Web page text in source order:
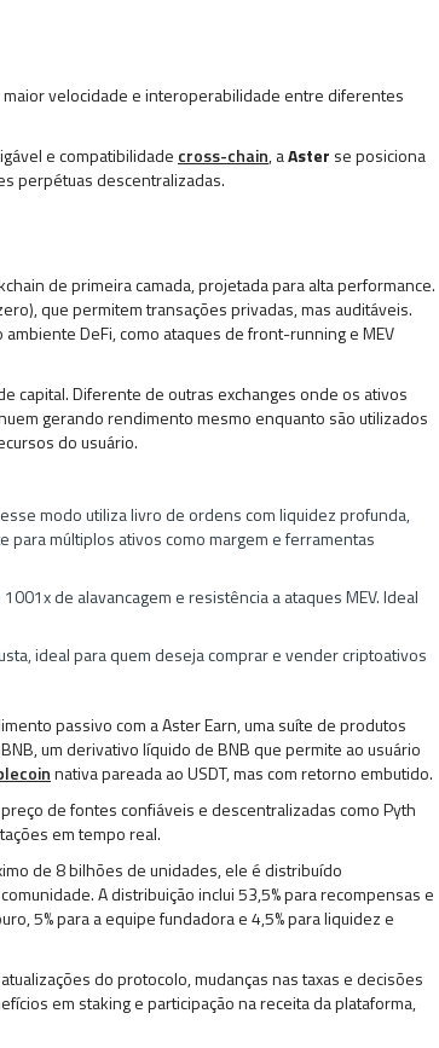
velocidade e interoperabilidade entre diferentes
e compatibilidade cross-chain, aAster se posiciona
perpétuas descentralizadas.
de primeira camada, projetada para alta performance.
que permitem transações privadas, mas auditáveis.
DeFi, como ataques de front-running e MEV
capital. Diferente de outras exchanges onde os ativos
gerando rendimento mesmo enquanto são utilizados
do usuário.
modo utiliza livro de ordens com liquidez profunda,
para múltiplos ativos como margem e ferramentas
de alavancagem e resistência a ataques MEV. Ideal
ideal para quem deseja comprar e vender criptoativos
passivo com a Aster Earn, uma suíte de produtos
um derivativo líquido de BNB que permite ao usuário
nativa pareada ao USDT, mas com retorno embutido.
de fontes confiáveis e descentralizadas como Pyth
em tempo real.
de 8 bilhões de unidades, ele é distribuído
A distribuição inclui 53,5% para recompensas e
5% para a equipe fundadora e 4,5% para liquidez e
do protocolo, mudanças nas taxas e decisões
em staking e participação na receita da plataforma,